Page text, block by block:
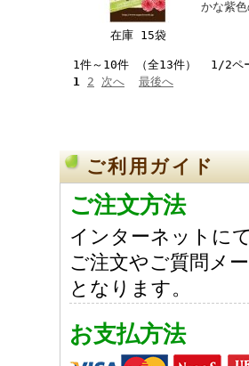
在庫 15袋
かな紫
1件～10件 （全13件） 1/2ペ
1 2 次へ 最後へ
ご利用ガイド
ご注文方法
インターネットに
ご注文やご質問メ
となります。
お支払方法